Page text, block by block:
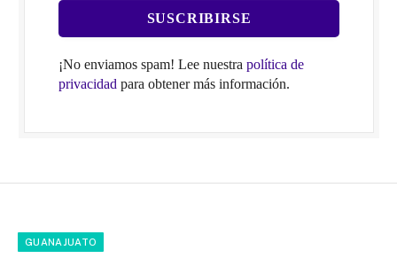
¡No enviamos spam! Lee nuestra política de
privacidad para obtener más información.
GUANAJUATO